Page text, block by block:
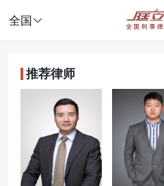
全国
推荐律师